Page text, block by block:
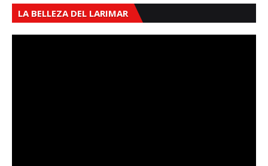
LA BELLEZA DEL LARIMAR